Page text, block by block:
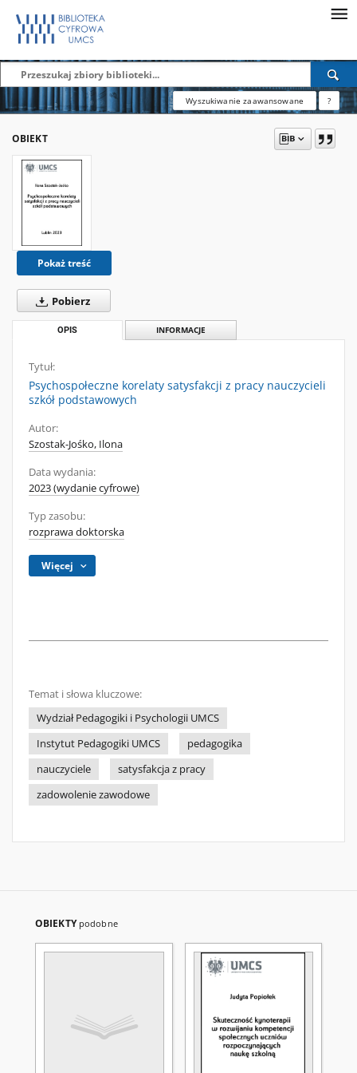
Wyszukiwanie zaawansowane ?
OBIEKT
Pokaż treść
Pobierz
OPIS INFORMACJE
Tytuł:
Psychospołeczne korelaty satysfakcji z pracy nauczycieli
szkół podstawowych
Autor:
Szostak-Jośko, Ilona
Data wydania:
2023 (wydanie cyfrowe)
Typ zasobu:
rozprawa doktorska
Więcej
Temat i słowa kluczowe:
Wydział Pedagogiki i Psychologii UMCS
Instytut Pedagogiki UMCS
pedagogika
nauczyciele
satysfakcja z pracy
zadowolenie zawodowe
OBIEKTY podobne